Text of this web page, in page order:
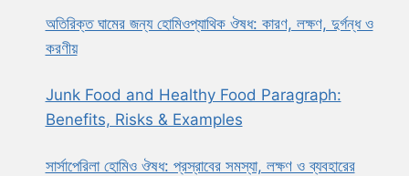
অতিরিক্ত ঘামের জন্য হোমিওপ্যাথিক ঔষধ: কারণ, লক্ষণ, দুর্গন্ধ ও
করণীয়
Junk Food and Healthy Food Paragraph:
Benefits, Risks & Examples
সার্সাপেরিলা হোমিও ঔষধ: প্রস্রাবের সমস্যা, লক্ষণ ও ব্যবহারের